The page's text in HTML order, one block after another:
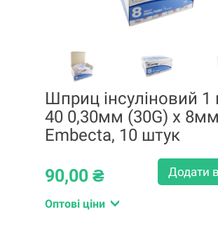
Шприц інсуліновий 1
40 0,30мм (30G) x 8мм
Embecta, 10 штук
90,00 ₴ Додати
Оптові ціни